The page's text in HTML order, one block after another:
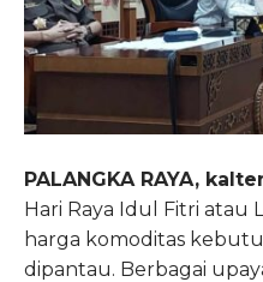
PALANGKA RAYA,
Hari Raya Idul Fitri atau
harga komoditas
dipantau. Berbagai